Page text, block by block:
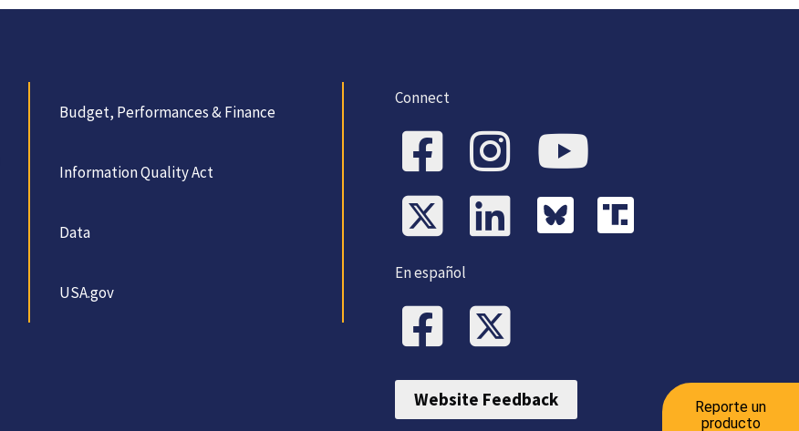
Reporte un
producto
Budget, Performances & Finance
Information Quality Act
Data
USA.gov
Connect
En español
Website Feedback